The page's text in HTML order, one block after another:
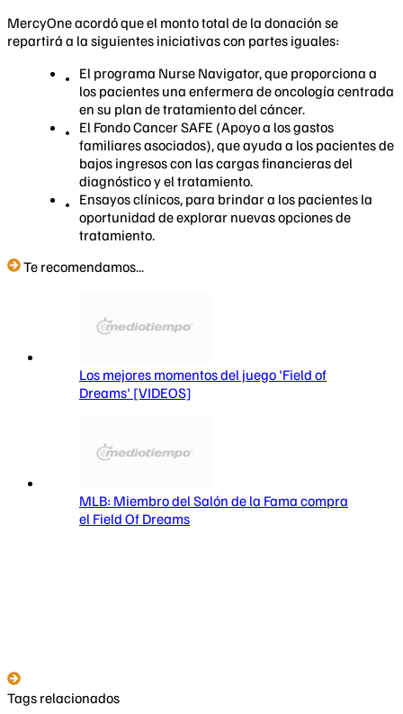
MercyOne acordó que el monto total de la donación se
repartirá a la siguientes iniciativas con partes iguales:
El programa Nurse Navigator, que proporciona a
los pacientes una enfermera de oncología centrada
en su plan de tratamiento del cáncer.
El Fondo Cancer SAFE (Apoyo a los gastos
familiares asociados), que ayuda a los pacientes de
bajos ingresos con las cargas financieras del
diagnóstico y el tratamiento.
Ensayos clínicos, para brindar a los pacientes la
oportunidad de explorar nuevas opciones de
tratamiento.
Te recomendamos...
Los mejores momentos del juego 'Field of
Dreams' [VIDEOS]
MLB: Miembro del Salón de la Fama compra
el Field Of Dreams
Tags relacionados